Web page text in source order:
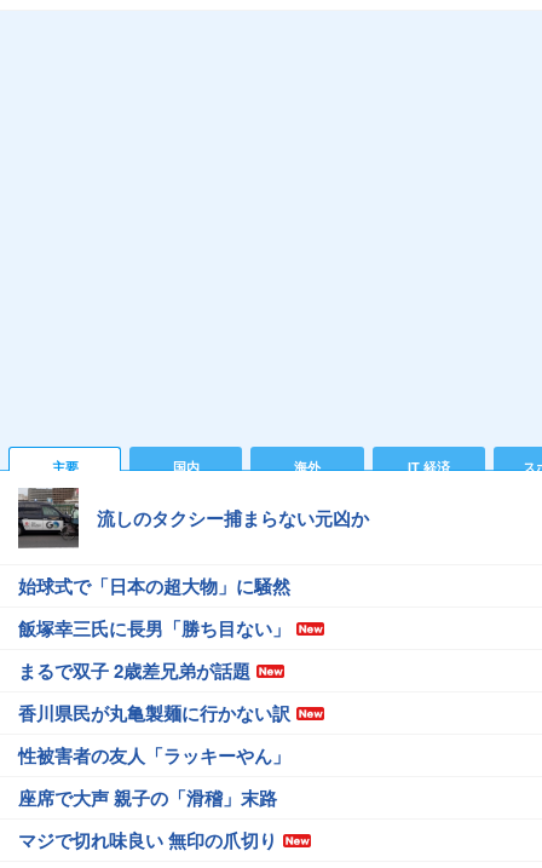
主要 国内 海外 IT 経済 ス
流しのタクシー捕まらない元凶か
始球式で「日本の超大物」に騒然
飯塚幸三氏に長男「勝ち目ない」
まるで双子 2歳差兄弟が話題
香川県民が丸亀製麺に行かない訳
性被害者の友人「ラッキーやん」
座席で大声 親子の「滑稽」末路
マジで切れ味良い 無印の爪切り